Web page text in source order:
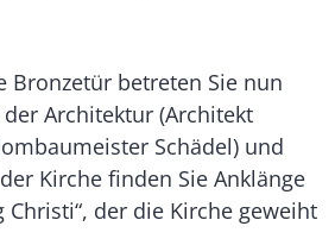
Bronzetür betreten Sie nun
Architektur (Architekt
Schädel) und
Kirche finden Sie Anklänge
Christi“, der die Kirche geweiht